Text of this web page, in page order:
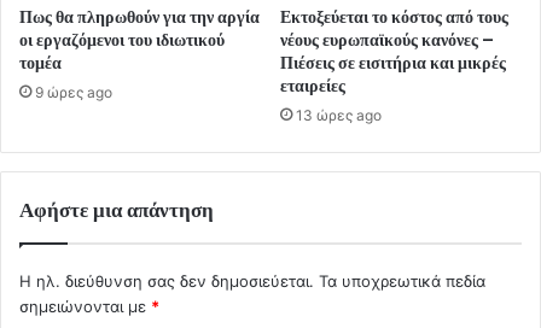
Πως θα πληρωθούν για την αργία
οι εργαζόμενοι του ιδιωτικού
τομέα
9 ώρες ago
Εκτοξεύεται το κόστος από τους
νέους ευρωπαϊκούς κανόνες –
Πιέσεις σε εισιτήρια και μικρές
εταιρείες
13 ώρες ago
Αφήστε μια απάντηση
Η ηλ. διεύθυνση σας δεν δημοσιεύεται. Τα υποχρεωτικά πεδία
σημειώνονται με *